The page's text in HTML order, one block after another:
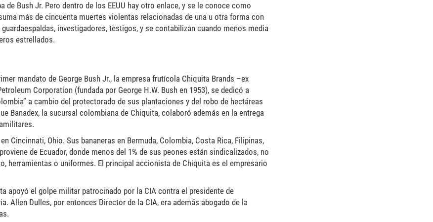
Bush Jr. Pero dentro de los EEUU hay otro enlace, y se le conoce como
más de cincuenta muertes violentas relacionadas de una u otra forma con
investigadores, testigos, y se contabilizan cuando menos media
estrellados.
mandato de George Bush Jr., la empresa frutícola Chiquita Brands –ex
Corporation (fundada por George H.W. Bush en 1953), se dedicó a
a cambio del protectorado de sus plantaciones y del robo de hectáreas
Banadex, la sucursal colombiana de Chiquita, colaboró además en la entrega
Cincinnati, Ohio. Sus bananeras en Bermuda, Colombia, Costa Rica, Filipinas,
de Ecuador, donde menos del 1% de sus peones están sindicalizados, no
herramientas o uniformes. El principal accionista de Chiquita es el empresario
apoyó el golpe militar patrocinado por la CIA contra el presidente de
Allen Dulles, por entonces Director de la CIA, era además abogado de la